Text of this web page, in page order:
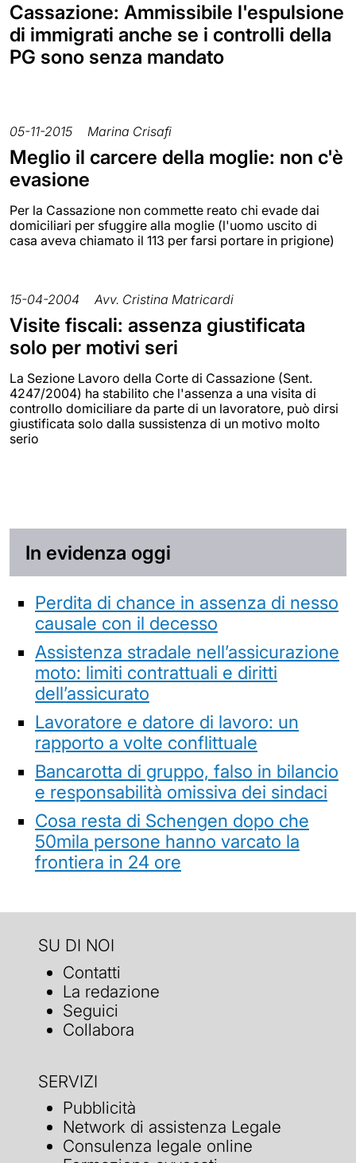
Cassazione: Ammissibile l'espulsione
di immigrati anche se i controlli della
PG sono senza mandato
05-11-2015 Marina Crisafi
Meglio il carcere della moglie: non c'è
evasione
Per la Cassazione non commette reato chi evade dai
domiciliari per sfuggire alla moglie (l'uomo uscito di
casa aveva chiamato il 113 per farsi portare in prigione)
15-04-2004 Avv. Cristina Matricardi
Visite fiscali: assenza giustificata
solo per motivi seri
La Sezione Lavoro della Corte di Cassazione (Sent.
4247/2004) ha stabilito che l'assenza a una visita di
controllo domiciliare da parte di un lavoratore, può dirsi
giustificata solo dalla sussistenza di un motivo molto
serio
In evidenza oggi
Perdita di chance in assenza di nesso
causale con il decesso
Assistenza stradale nell’assicurazione
moto: limiti contrattuali e diritti
dell’assicurato
Lavoratore e datore di lavoro: un
rapporto a volte conflittuale
Bancarotta di gruppo, falso in bilancio
e responsabilità omissiva dei sindaci
Cosa resta di Schengen dopo che
50mila persone hanno varcato la
frontiera in 24 ore
SU DI NOI
Contatti
La redazione
Seguici
Collabora
SERVIZI
Pubblicità
Network di assistenza Legale
Consulenza legale online